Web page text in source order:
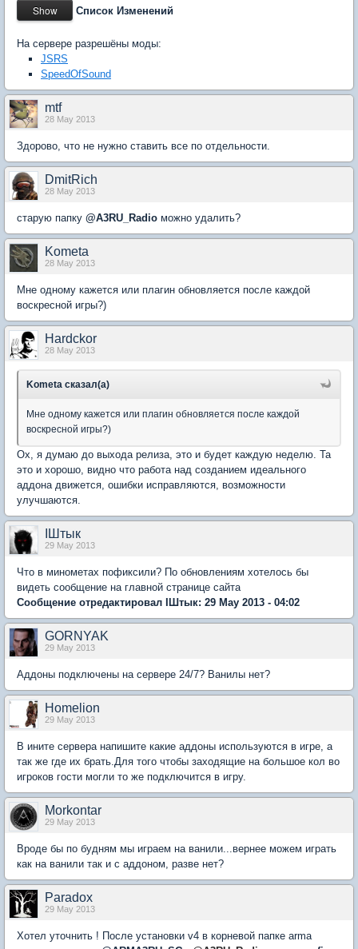
Список Изменений
На сервере разрешёны моды:
JSRS
SpeedOfSound
mtf
28 May 2013
Здорово, что не нужно ставить все по отдельности.
DmitRich
28 May 2013
старую папку @A3RU_Radio можно удалить?
Kometa
28 May 2013
Мне одному кажется или плагин обновляется после каждой
воскресной игры?)
Hardckor
28 May 2013
Kometa сказал(а)
Мне одному кажется или плагин обновляется после каждой
воскресной игры?)
Ох, я думаю до выхода релиза, это и будет каждую неделю. Та
это и хорошо, видно что работа над созданием идеального
аддона движется, ошибки исправляются, возможности
улучшаются.
IШтык
29 May 2013
Что в минометах пофиксили? По обновлениям хотелось бы
видеть сообщение на главной странице сайта
Сообщение отредактировал IШтык: 29 May 2013 - 04:02
GORNYAK
29 May 2013
Аддоны подключены на сервере 24/7? Ванилы нет?
Homelion
29 May 2013
В ините сервера напишите какие аддоны используются в игре, а
так же где их брать.Для того чтобы заходящие на большое кол во
игроков гости могли то же подключится в игру.
Morkontar
29 May 2013
Вроде бы по будням мы играем на ванили...вернее можем играть
как на ванили так и с аддоном, разве нет?
Paradox
29 May 2013
Хотел уточнить ! После установки v4 в корневой папке arma